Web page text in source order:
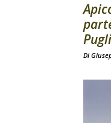
Di